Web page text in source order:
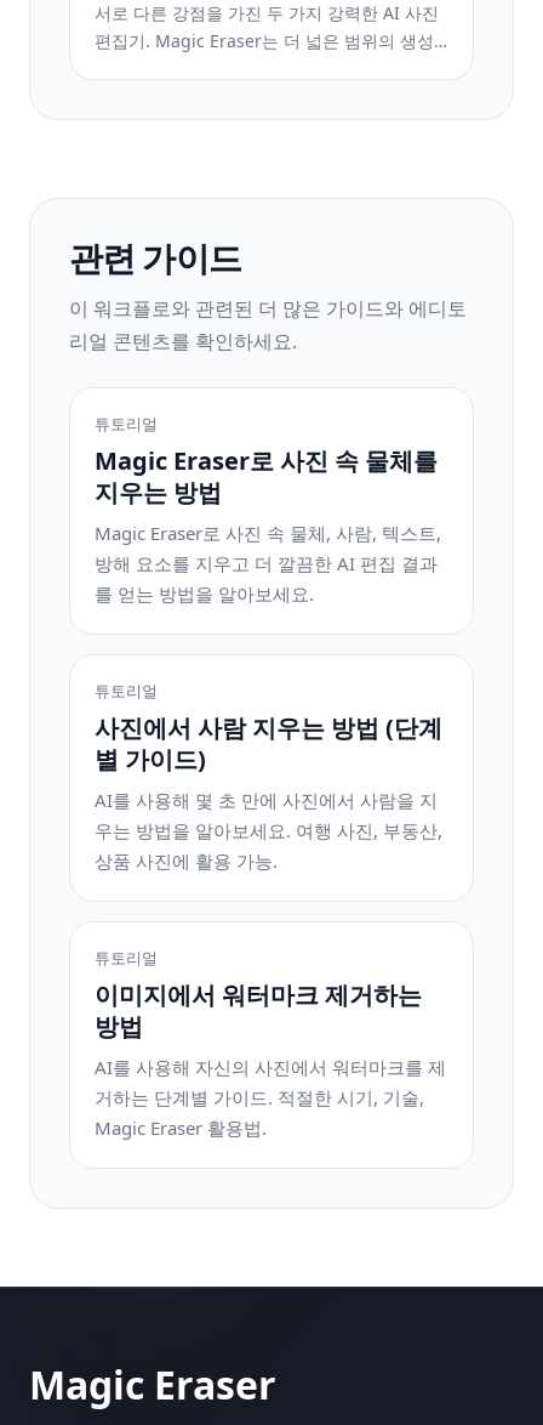
서로 다른 강점을 가진 두 가지 강력한 AI 사진
편집기. Magic Eraser는 더 넓은 범위의 생성
것이 내 워크플로우에 맞는지 확인해 보세요.
관련 가이드
이 워크플로와 관련된 더 많은 가이드와 에디토
리얼 콘텐츠를 확인하세요.
튜토리얼
Magic Eraser로 사진 속 물체를
지우는 방법
Magic Eraser로 사진 속 물체, 사람, 텍스트,
방해 요소를 지우고 더 깔끔한 AI 편집 결과
를 얻는 방법을 알아보세요.
튜토리얼
사진에서 사람 지우는 방법 (단계
별 가이드)
AI를 사용해 몇 초 만에 사진에서 사람을 지
우는 방법을 알아보세요. 여행 사진, 부동산,
상품 사진에 활용 가능.
튜토리얼
이미지에서 워터마크 제거하는
방법
AI를 사용해 자신의 사진에서 워터마크를 제
거하는 단계별 가이드. 적절한 시기, 기술,
Magic Eraser 활용법.
Magic Eraser